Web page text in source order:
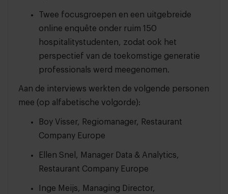
Twee focusgroepen en een uitgebreide
online enquête onder ruim 150
hospitalitystudenten, zodat ook het
perspectief van de toekomstige generatie
professionals werd meegenomen.
Aan de interviews werkten de volgende personen
mee (op alfabetische volgorde):
Boy Visser, Regiomanager, Restaurant
Company Europe
Ellen Snel, Manager Data & Analytics,
Restaurant Company Europe
Inge Meijs, Managing Director,